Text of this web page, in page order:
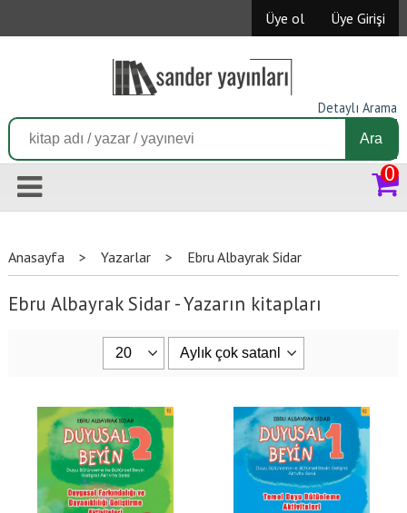
Üye ol Üye Girişi
Ara
Detaylı Arama
0
Anasayfa > Yazarlar > Ebru Albayrak Sidar
Ebru Albayrak Sidar - Yazarın kitapları